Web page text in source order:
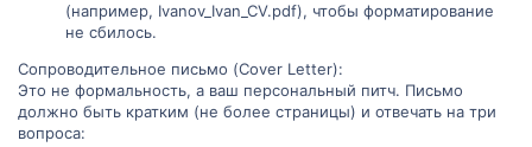
(например, Ivanov_Ivan_CV.pdf), чтобы форматирование
не сбилось.
Сопроводительное письмо (Cover Letter):
Это не формальность, а ваш персональный питч. Письмо
должно быть кратким (не более страницы) и отвечать на три
вопроса: